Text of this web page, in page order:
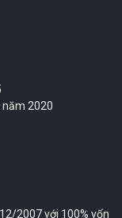
năm 2020
2007 với 100% vốn